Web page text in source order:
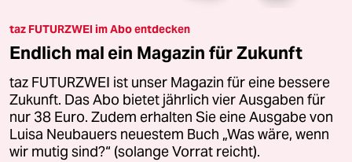
taz FUTURZWEI im Abo entdecken
Endlich mal ein Magazin für Zukunft
taz FUTURZWEI ist unser Magazin für eine bessere
Zukunft. Das Abo bietet jährlich vier Ausgaben für
nur 38 Euro. Zudem erhalten Sie eine Ausgabe von
Luisa Neubauers neuestem Buch „Was wäre, wenn
wir mutig sind?“ (solange Vorrat reicht).